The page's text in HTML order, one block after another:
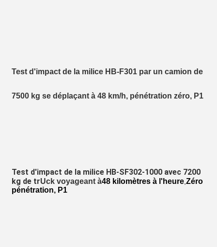
Test d'impact de la milice HB-F301 par un camion de
7500 kg se déplaçant à 48 km/h, pénétration zéro, P1
Test d'impact de la milice HB-SF302-1000 avec 7200
kg de trUck voyageant à48 kilomètres à l'heure Zéro
pénétration, P1